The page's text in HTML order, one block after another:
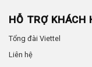
HỖ TRỢ KHÁCH
Tổng đài Viettel
Liên hệ